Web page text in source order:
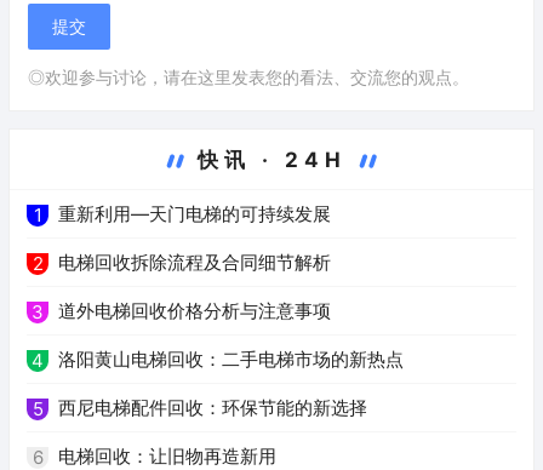
◎欢迎参与讨论，请在这里发表您的看法、交流您的观点。
快讯 · 24H
1 重新利用—天门电梯的可持续发展
2 电梯回收拆除流程及合同细节解析
3 道外电梯回收价格分析与注意事项
4 洛阳黄山电梯回收：二手电梯市场的新热点
5 西尼电梯配件回收：环保节能的新选择
6 电梯回收：让旧物再造新用